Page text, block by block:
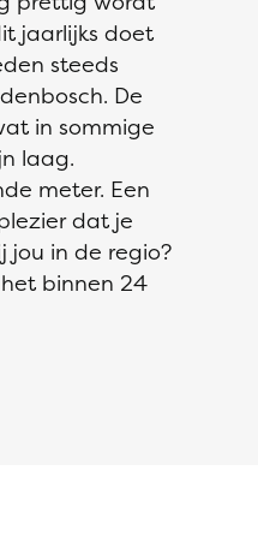
jaarlijks doet
steeds
De
in sommige
laag.
meter. Een
dat je
jou in de regio?
binnen 24